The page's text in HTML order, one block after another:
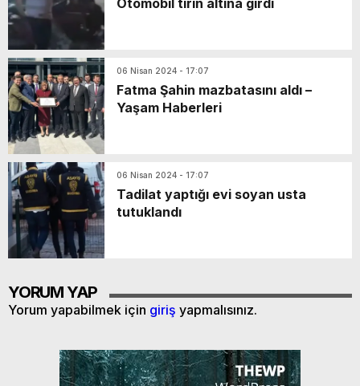
06 Nisan 2024 - 17:07
Fatma Şahin mazbatasını aldı –
Yaşam Haberleri
06 Nisan 2024 - 17:07
Tadilat yaptığı evi soyan usta
tutuklandı
YORUM YAP
Yorum yapabilmek için giriş yapmalısınız.